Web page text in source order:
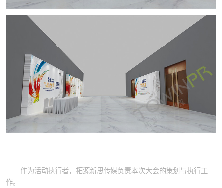
作为活动执行者，拓源新思传媒负责本次大会的策划与执行工
作。